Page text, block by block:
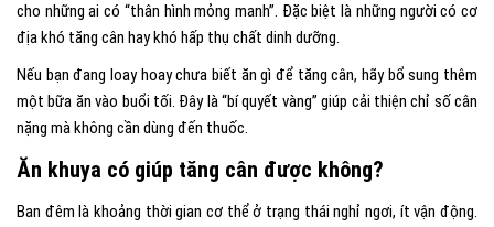
cho những ai có “thân hình mỏng manh”. Đặc biệt là những người có cơ
địa khó tăng cân hay khó hấp thụ chất dinh dưỡng.
Nếu bạn đang loay hoay chưa biết ăn gì để tăng cân, hãy bổ sung thêm
một bữa ăn vào buổi tối. Đây là “bí quyết vàng” giúp cải thiện chỉ số cân
nặng mà không cần dùng đến thuốc.
Ăn khuya có giúp tăng cân được không?
Ban đêm là khoảng thời gian cơ thể ở trạng thái nghỉ ngơi, ít vận động.